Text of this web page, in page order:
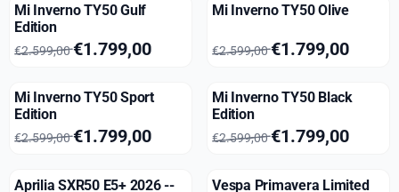
Mi Inverno TY50 Gulf
Edition
Van 2 599,00 voor 1 799,00
€2.599,00€1.799,00
Mi Inverno TY50 Olive
Van 2 599,00 voor 1 799,00
€2.599,00€1.799,00
Mi Inverno TY50 Sport
Edition
Van 2 599,00 voor 1 799,00
€2.599,00€1.799,00
Mi Inverno TY50 Black
Edition
Van 2 599,00 voor 1 799,00
€2.599,00€1.799,00
Aprilia SXR50 E5+ 2026 --
Vespa Primavera Limited